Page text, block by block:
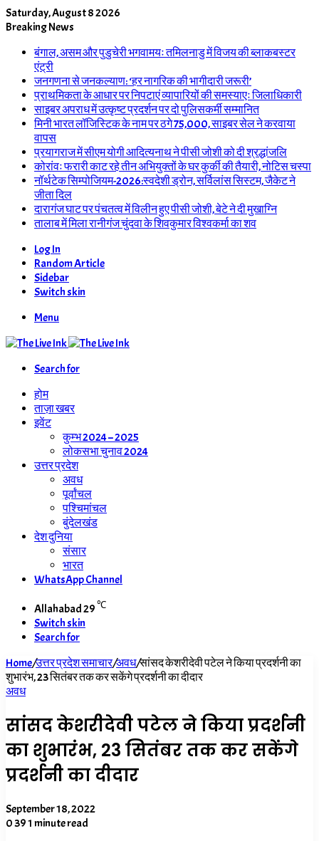
Saturday, August 8 2026
Breaking News
बंगाल, असम और पुडुचेरी भगवामयः तमिलनाडु में विजय की ब्लाकबस्टर
एंट्री
जनगणना से जनकल्याण: ‘हर नागरिक की भागीदारी जरूरी’
प्राथमिकता के आधार पर निपटाएं व्यापारियों की समस्याएः जिलाधिकारी
साइबर अपराध में उत्कृष्ट प्रदर्शन पर दो पुलिसकर्मी सम्मानित
मिनी भारत लॉजिस्टिक के नाम पर ठगे 75,000, साइबर सेल ने करवाया
वापस
प्रयागराज में सीएम योगी आदित्यनाथ ने पीसी जोशी को दी श्रद्धांजलि
कोरांवः फरारी काट रहे तीन अभियुक्तों के घर कुर्की की तैयारी, नोटिस चस्पा
नॉर्थटेक सिम्पोजियम-2026:स्वदेशी ड्रोन, सर्विलांस सिस्टम, जैकेट ने
जीता दिल
दारागंज घाट पर पंचतत्व में विलीन हुए पीसी जोशी, बेटे ने दी मुखाग्नि
तालाब में मिला रानीगंज चुंदवा के शिवकुमार विश्वकर्मा का शव
Log In
Random Article
Sidebar
Switch skin
Menu
Search for
होम
ताज़ा खबर
इवेंट
कुम्भ 2024 – 2025
लोकसभा चुनाव 2024
उत्तर प्रदेश
अवध
पूर्वांचल
पश्चिमांचल
बुंदेलखंड
देश दुनिया
संसार
भारत
WhatsApp Channel
Allahabad29℃
Switch skin
Search for
Home/उत्तर प्रदेश समाचार/अवध/सांसद केशरीदेवी पटेल ने किया प्रदर्शनी का
शुभारंभ, 23 सितंबर तक कर सकेंगे प्रदर्शनी का दीदार
अवध
सांसद केशरीदेवी पटेल ने किया प्रदर्शनी
का शुभारंभ, 23 सितंबर तक कर सकेंगे
प्रदर्शनी का दीदार
September 18, 2022
0391 minute read